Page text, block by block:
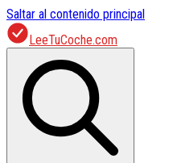
Saltar al contenido principal
LeeTuCoche.com